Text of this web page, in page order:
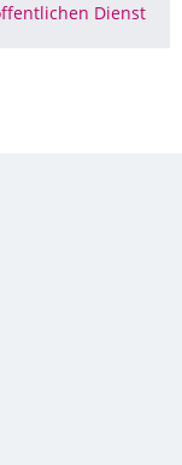
Dienst